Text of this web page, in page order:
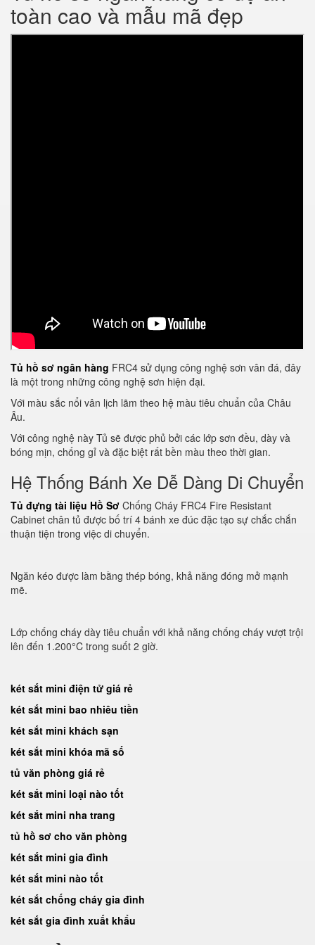
toàn cao và mẫu mã đẹp
Tủ hồ sơ ngân hàng FRC4 sử dụng công nghệ sơn vân đá, đây
là một trong những công nghệ sơn hiện đại.
Với màu sắc nổi vân lịch lãm theo hệ màu tiêu chuẩn của Châu
Âu.
Với công nghệ này Tủ sẽ được phủ bởi các lớp sơn đều, dày và
bóng mịn, chống gỉ và đặc biệt rất bền màu theo thời gian.
Hệ Thống Bánh Xe Dễ Dàng Di Chuyển
Tủ đựng tài liệu Hồ Sơ Chống Cháy FRC4 Fire Resistant
Cabinet chân tủ được bố trí 4 bánh xe đúc đặc tạo sự chắc chắn
thuận tiện trong việc di chuyển.
Ngăn kéo được làm bằng thép bóng, khả năng đóng mở mạnh
mẽ.
Lớp chống cháy dày tiêu chuẩn với khả năng chống cháy vượt trội
lên đến 1.200°C trong suốt 2 giờ.
két sắt mini điện tử giá rẻ
két sắt mini bao nhiêu tiền
két sắt mini khách sạn
két sắt mini khóa mã số
tủ văn phòng giá rẻ
két sắt mini loại nào tốt
két sắt mini nha trang
tủ hồ sơ cho văn phòng
két sắt mini gia đình
két sắt mini nào tốt
két sắt chống cháy gia đình
két sắt gia đình xuất khẩu